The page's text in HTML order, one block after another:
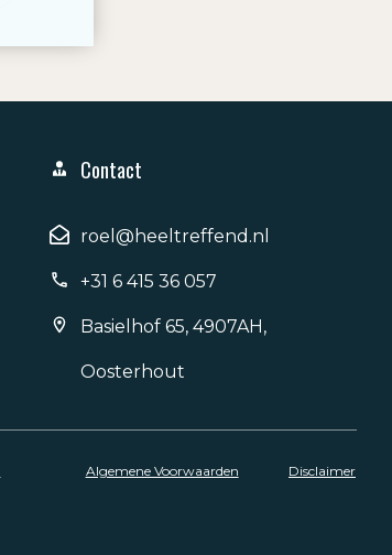
Contact
roel@heeltreffend.nl
+31 6 415 36 057
Basielhof 65, 4907AH,
Oosterhout
Algemene Voorwaarden Disclaimer